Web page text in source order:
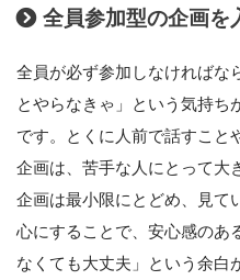
全員参加型の企画を
全員が必ず参加しなければな
とやらなきゃ」という気持ち
です。とくに人前で話すこと
企画は、苦手な人にとって大
企画は最小限にとどめ、見て
心にすることで、安心感のあ
なくても大丈夫」という余白